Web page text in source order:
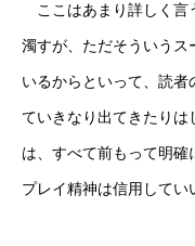
ここはあまり詳しく言
濁すが、ただそういう
いるからといって、読者
ていきなり出てきたり
は、すべて前もって明
プレイ精神は信用してい